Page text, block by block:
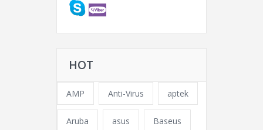
HOT
AMP Anti-Virus aptek
Aruba asus Baseus